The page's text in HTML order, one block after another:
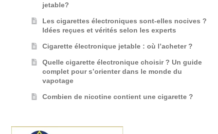
jetable?
Les cigarettes électroniques sont-elles nocives ?
Idées reçues et vérités selon les experts
Cigarette électronique jetable : où l’acheter ?
Quelle cigarette électronique choisir ? Un guide
complet pour s’orienter dans le monde du
vapotage
Combien de nicotine contient une cigarette ?